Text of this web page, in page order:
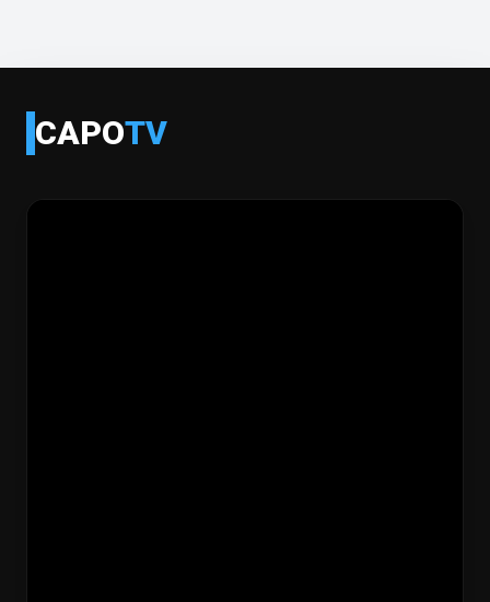
CAPOTV